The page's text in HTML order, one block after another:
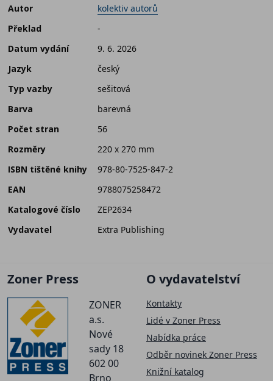
Autor
kolektiv autorů
Překlad
-
Datum vydání
9. 6. 2026
Jazyk
český
Typ vazby
sešitová
Barva
barevná
Počet stran
56
Rozměry
220 x 270 mm
ISBN tištěné knihy
978-80-7525-847-2
EAN
9788075258472
Katalogové číslo
ZEP2634
Vydavatel
Extra Publishing
Zoner Press
ZONER
a.s.
Nové
sady 18
602 00
Brno
O vydavatelství
Kontakty
Lidé v Zoner Press
Nabídka práce
Odběr novinek Zoner Press
Knižní katalog